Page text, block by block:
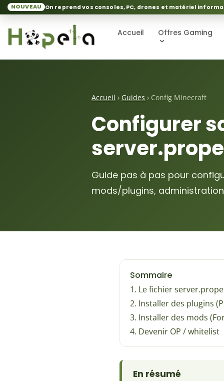
NOUVEAU On reprend vos consoles, PC, drones et matériel
Accueil Offres Gaming
Accueil › Guides › Config Minecraft
Configurer
Guide pas à pas pour
mods/plugins,
Sommaire
1. Le fichier
2. Installer des plugins
3. Installer des mods
4. Devenir OP / whitelist
En résumé